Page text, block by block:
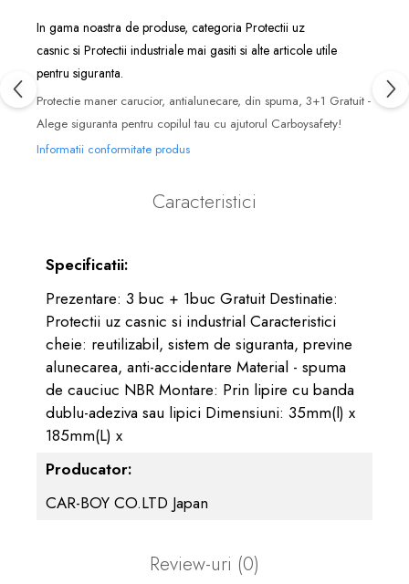
In gama noastra de produse, categoria Protectii uz
casnic si Protectii industriale mai gasiti si alte articole utile
pentru siguranta.
Protectie maner carucior, antialunecare, din spuma, 3+1 Gratuit -
Alege siguranta pentru copilul tau cu ajutorul Carboysafety!
Informatii conformitate produs
Caracteristici
Specificatii:
Prezentare: 3 buc + 1buc Gratuit Destinatie:
Protectii uz casnic si industrial Caracteristici
cheie: reutilizabil, sistem de siguranta, previne
alunecarea, anti-accidentare Material - spuma
de cauciuc NBR Montare: Prin lipire cu banda
dublu-adeziva sau lipici Dimensiuni: 35mm(l) x
185mm(L) x
Producator:
CAR-BOY CO.LTD Japan
Review-uri (0)